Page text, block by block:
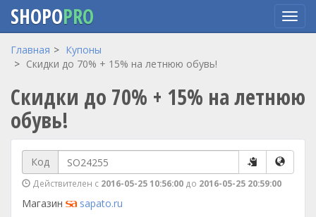
Перейти
содержанию
SHOPOPRO
Главная
Купоны
Скидки до 70% + 15% на летнюю обувь!
Скидки до 70% + 15% на летнюю
обувь!
Код
Действителен с 2016-05-25 10:56:00 до 2016-05-25 20:59:00
Магазин
sapato.ru